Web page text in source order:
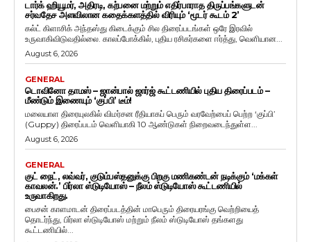
டார்க் ஹியூமர், அதிரடி, கற்பனை மற்றும் எதிர்பாராத திருப்பங்களுடன்
சர்வதேச அளவிலான கதைக்களத்தில் விரியும் ‘மூடர் கூடம் 2’
கல்ட் கிளாசிக் அந்தஸ்து கிடைக்கும் சில திரைப்படங்கள் ஒரே இரவில்
உருவாகிவிடுவதில்லை. காலப்போக்கில், புதிய ரசிகர்களை ஈர்த்து, வெளியான...
August 6, 2026
GENERAL
டொவினோ தாமஸ் – ஜான்பால் ஜார்ஜ் கூட்டணியில் புதிய திரைப்படம் –
மீண்டும் இணையும் ‘குப்பி’ டீம்!
மலையாள திரையுலகில் விமர்சன ரீதியாகப் பெரும் வரவேற்பைப் பெற்ற ‘குப்பி’
(Guppy) திரைப்படம் வெளியாகி 10 ஆண்டுகள் நிறைவடைந்துள்ள...
August 6, 2026
GENERAL
குட் நைட், லவ்வர், குடும்பஸ்தனுக்கு பிறகு மணிகண்டன் நடிக்கும் ‘மக்கள்
காவலன்.’ பிர்லா ஸ்டுடியோஸ் – நீலம் ஸ்டுடியோஸ் கூட்டணியில்
உருவாகிறது.
பைசன் காளமாடன் திரைப்படத்தின் மாபெரும் திரையரங்கு வெற்றியைத்
தொடர்ந்து, பிர்லா ஸ்டுடியோஸ் மற்றும் நீலம் ஸ்டுடியோஸ் தங்களது
கூட்டணியில்...